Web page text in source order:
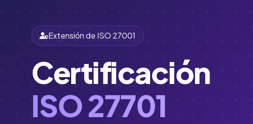
Extensión de ISO 27001
Certificación
ISO 27701